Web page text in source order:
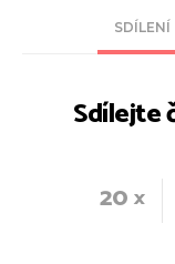
SDÍLENÍ
Sdílejte
20